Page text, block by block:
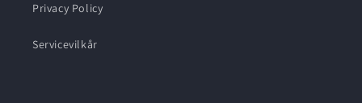
Privacy Policy
Servicevilkår